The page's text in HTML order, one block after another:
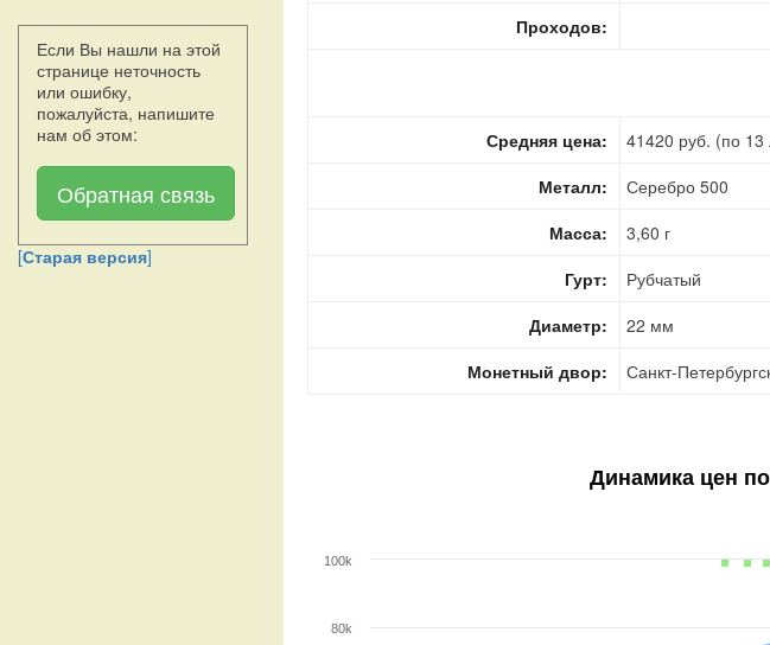
Если Вы нашли на этой
странице неточность
или ошибку,
пожалуйста, напишите
нам об этом:
Обратная связь
[Старая версия]
Проходов:
Средняя цена:
41420 руб. (по 13
Металл:
Серебро 500
Масса:
3,60 г
Гурт:
Рубчатый
Диаметр:
22 мм
Монетный двор:
Санкт-
Динамика цен
80k
100k